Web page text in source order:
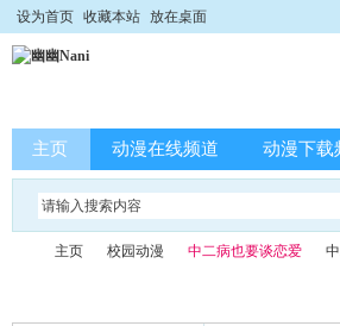
设为首页 收藏本站 放在桌面
主页 动漫在线频道 动漫下载
主页 校园动漫 中二病也要谈恋爱